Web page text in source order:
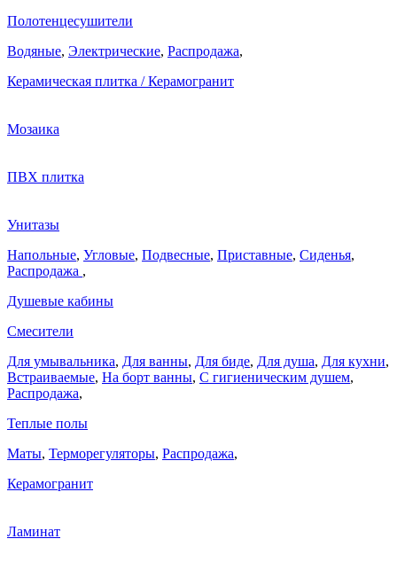
Полотенцесушители
Водяные, Электрические, Распродажа,
Керамическая плитка / Керамогранит
Мозаика
ПВХ плитка
Унитазы
Напольные, Угловые, Подвесные, Приставные, Сиденья,
Распродажа ,
Душевые кабины
Смесители
Для умывальника, Для ванны, Для биде, Для душа, Для кухни,
Встраиваемые, На борт ванны, C гигиеническим душем,
Распродажа,
Теплые полы
Маты, Терморегуляторы, Распродажа,
Керамогранит
Ламинат